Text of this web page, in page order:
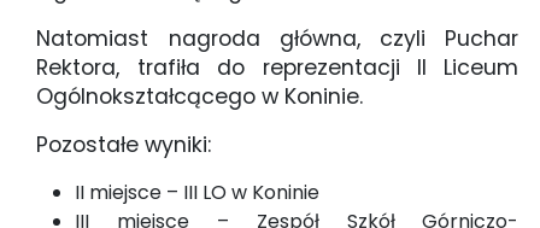
Natomiast nagroda główna, czyli Puchar
Rektora, trafiła do reprezentacji II Liceum
Ogólnokształcącego w Koninie.
Pozostałe wyniki:
II miejsce – III LO w Koninie
III miejsce – Zespół Szkół Górniczo-